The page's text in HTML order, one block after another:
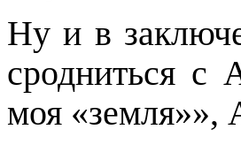
Ну и в
сродниться с
моя «земля»»,